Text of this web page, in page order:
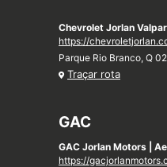
Chevrolet Jorlan
https://
Parque Rio Branco, Q
Traçar rota
GAC
GAC Jorlan Motors |
https://